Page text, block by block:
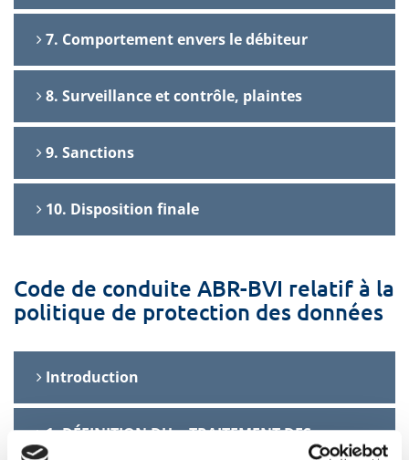
7. Comportement envers le débiteur
8. Surveillance et contrôle, plaintes
9. Sanctions
10. Disposition finale
Code de conduite ABR-BVI relatif à la
politique de protection des données
Introduction
1. DÉFINITION DU « TRAITEMENT DES
DONNÉES »